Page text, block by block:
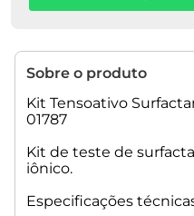
Sobre o produto
Kit Tensoativo
01787
Kit de teste de
iônico.
Especificações